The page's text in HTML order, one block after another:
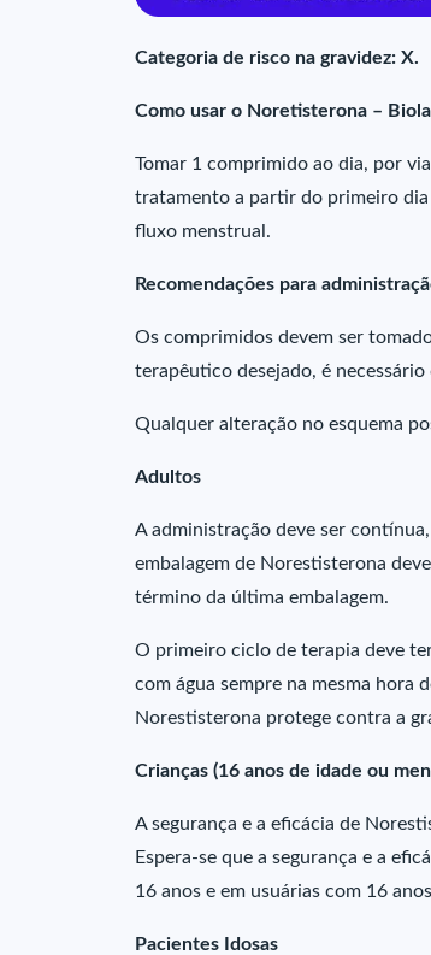
Categoria de risco na gravidez: X.
Como usar o Noretisterona –
Tomar 1 comprimido ao dia, por
tratamento a partir do primeiro
fluxo menstrual.
Recomendações para
Os comprimidos devem ser
terapêutico desejado, é
Qualquer alteração no esquema
Adultos
A administração deve ser
embalagem de Norestisterona
término da última embalagem.
O primeiro ciclo de terapia deve
com água sempre na mesma hora
Norestisterona protege contra a
Crianças (16 anos de idade ou
A segurança e a eficácia de
Espera-se que a segurança e a
16 anos e em usuárias com 16
Pacientes Idosas